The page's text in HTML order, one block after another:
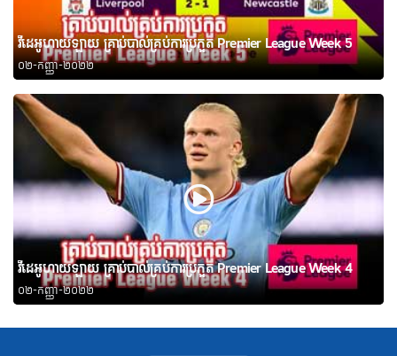
វីដេអូហាយឡាយ គ្រាប់បាល់គ្រប់ការប្រកួត Premier League Week 5
០២-កញ្ញា-២០២២
វីដេអូហាយឡាយ គ្រាប់បាល់គ្រប់ការប្រកួត Premier League Week 4
០២-កញ្ញា-២០២២